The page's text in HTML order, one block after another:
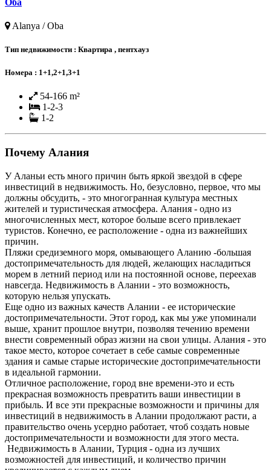
Alanya / Oba
Тип недвижимости : Квартира , пентхауз
Номера : 1+1,2+1,3+1
54-166 m²
1-2-3
1-2
Почему Алания
У Аланьи есть много причин быть яркой звездой в сфере
инвестиций в недвижимость. Но, безусловно, первое, что мы
должны обсудить, - это многогранная культура местных
жителей и туристическая атмосфера. Алания - одно из
многочисленных мест, которое больше всего привлекает
туристов. Конечно, ее расположение - одна из важнейших
причин.
Пляжи средиземного моря, омывающего Аланию -большая
достопримечательность для людей, желающих насладиться
морем в летний период или на постоянной основе, переехав
навсегда. Недвижимость в Алании - это возможность,
которую нельзя упускать.
Еще одно из важных качеств Алании - ее исторические
достопримечательности. Этот город, как мы уже упоминали
выше, хранит прошлое внутри, позволяя течению времени
внести современный образ жизни на свои улицы. Алания - это
такое место, которое сочетает в себе самые современные
здания и самые старые исторические достопримечательности
в идеальной гармонии.
Отличное расположение, город вне времени-это и есть
прекрасная возможность превратить ваши инвестиции в
прибыль. И все эти прекрасные возможности и причины для
инвестиций в недвижимость в Алании продолжают расти, а
правительство очень усердно работает, чтоб создать новые
достопримечательности и возможности для этого места.
Недвижимость в Алании, Турция - одна из лучших
возможностей для инвестиций, и количество причин